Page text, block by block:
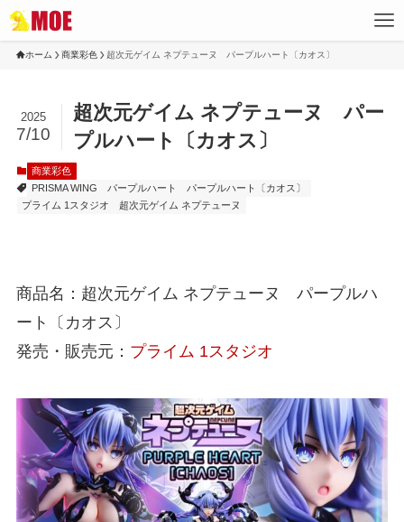
ホーム 商業彩色 超次元ゲイム ネプテューヌ パープルハート〔カオス〕
超次元ゲイム ネプテューヌ パー
プルハート〔カオス〕
2025
7/10
商業彩色
PRISMA WING
パープルハート
パープルハート〔カオス〕
プライム 1スタジオ
超次元ゲイム ネプテューヌ
商品名：超次元ゲイム ネプテューヌ パープルハ
ート〔カオス〕
発売・販売元： プライム 1スタジオ